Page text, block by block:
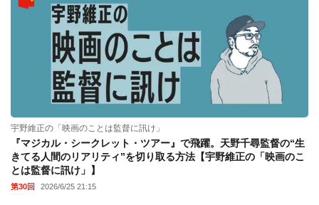
宇野維正の「映画のことは監督に訊け」
『マジカル・シークレット・ツアー』で飛躍。天野千尋監督の“生
きてる人間のリアリティ”を切り取る方法【宇野維正の「映画のこ
とは監督に訊け」】
第30回 2026/6/25 21:15